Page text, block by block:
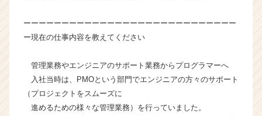
ン
チ
ー・
長
企
業
ーーーーーーーーーーーーーーーーーーーーーーーーーーーー
ー現在の仕事内容を教えてください
管理業務やエンジニアのサポート業務からプログラマーへ
入社当時は、PMOという部門でエンジニアの方々のサポート
（プロジェクトをスムーズに
進めるための様々な管理業務）を行っていました。